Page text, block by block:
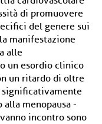
di promuovere
del genere sui
manifestazione
alle
un esordio clinico
un ritardo di oltre
menopausa -
incontro sono